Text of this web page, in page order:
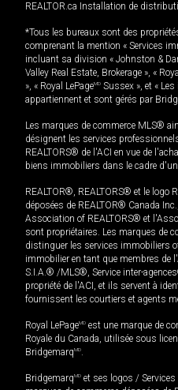
REALTOR.ca Installation de
*Tous les bureaux sont des
comprenant la mention « Services
incluant sa division « Johnston &
Valley Real Estate, Brokerage », «
», « Royal LePageMD Sussex », et «
appartiennent et sont gérés par
Les marques de commerce MLS®
désignent les services
REALTORS® de l'ACI en vue de
biens immobiliers dans le cadre
REALTOR®, REALTORS® et le logo
déposées de REALTOR® Canada
Association of REALTORS® et
sont propriétaires. Les marques de
distinguer les services immobiliers
immobilier en tant que membres de
S.I.A.® /MLS®, Service inter-
propriété de l'ACI, et ils servent à
fournissent les courtiers et agents
Royal LePageMD est une marque de
Royale du Canada, utilisée sous
BridgemarqMD.
BridgemarqMD et ses logos /